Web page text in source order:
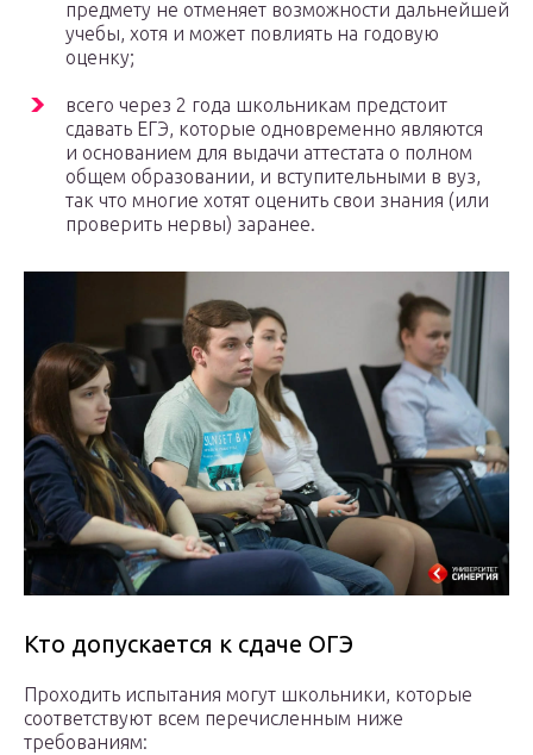
предмету не отменяет возможности дальнейшей
учебы, хотя и может повлиять на годовую
оценку;
всего через 2 года школьникам предстоит
сдавать ЕГЭ, которые одновременно являются
и основанием для выдачи аттестата о полном
общем образовании, и вступительными в вуз,
так что многие хотят оценить свои знания (или
проверить нервы) заранее.
Кто допускается к сдаче ОГЭ
Проходить испытания могут школьники, которые
соответствуют всем перечисленным ниже
требованиям: